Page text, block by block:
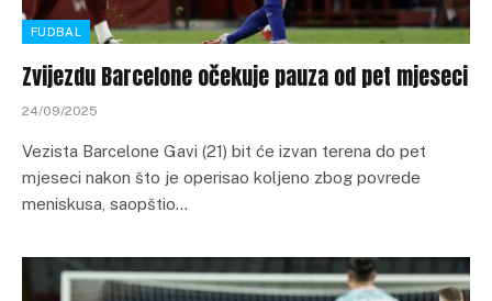
FUDBAL
Zvijezdu Barcelone očekuje pauza od pet mjeseci
24/09/2025
Vezista Barcelone Gavi (21) bit će izvan terena do pet
mjeseci nakon što je operisao koljeno zbog povrede
meniskusa, saopštio…